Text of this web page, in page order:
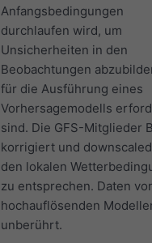
Anfangsbedingungen
durchlaufen wird, um
Unsicherheiten in den
Beobachtungen
für die Ausführung eines
Vorhersagemodells
sind. Die GFS-Mitglieder
korrigiert und
den lokalen
zu entsprechen. Daten
hochauflösenden
unberührt.